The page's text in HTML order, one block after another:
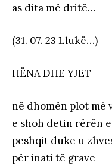
as dita më dritë…
(31. 07. 23 Llukë…)
HËNA DHE YJET
në dhomën plot më
e shoh detin rërën
peshqit duke u
për inati të grave